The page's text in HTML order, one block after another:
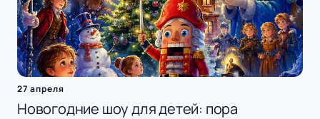
27 апреля
Новогодние шоу для детей: пора